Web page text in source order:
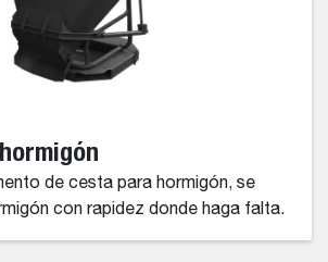
de cesta para hormigón, se
con rapidez donde haga falta.